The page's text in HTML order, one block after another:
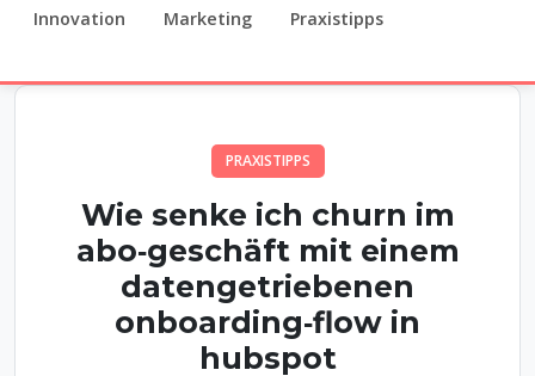
Innovation Marketing Praxistipps
PRAXISTIPPS
Wie senke ich churn im
abo‑geschäft mit einem
datengetriebenen
onboarding‑flow in
hubspot